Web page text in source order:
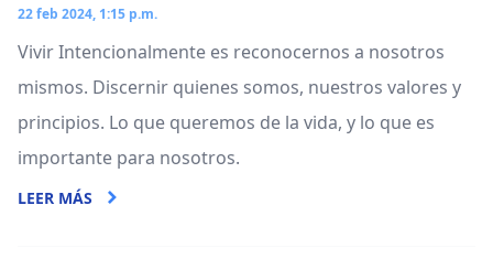
22 feb 2024, 1:15 p.m.
Vivir Intencionalmente es reconocernos a nosotros
mismos. Discernir quienes somos, nuestros valores y
principios. Lo que queremos de la vida, y lo que es
importante para nosotros.
LEER MÁS